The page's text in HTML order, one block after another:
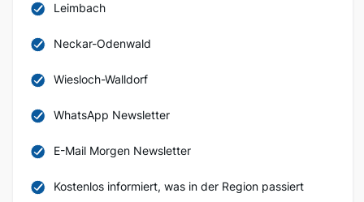
Leimbach
Neckar-Odenwald
Wiesloch-Walldorf
WhatsApp Newsletter
E-Mail Morgen Newsletter
Kostenlos informiert, was in der Region passiert